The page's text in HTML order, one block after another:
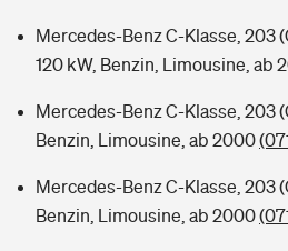
Mercedes-Benz C-Klasse, 203
120 kW, Benzin, Limousine, ab
Mercedes-Benz C-Klasse, 203
Benzin, Limousine, ab 2000
Mercedes-Benz C-Klasse, 203
Benzin, Limousine, ab 2000